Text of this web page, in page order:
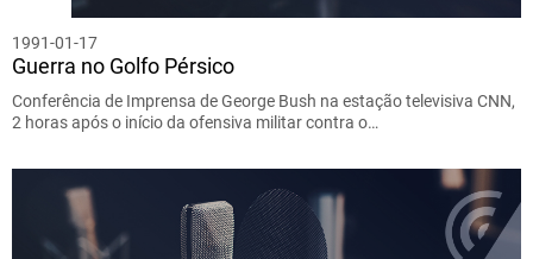
1991-01-17
Guerra no Golfo Pérsico
Conferência de Imprensa de George Bush na estação televisiva CNN,
2 horas após o início da ofensiva militar contra o…